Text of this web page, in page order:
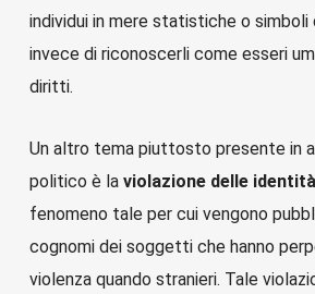
individui in mere statistiche o simboli
invece di riconoscerli come esseri
diritti.
Un altro tema piuttosto presente in
politico è la violazione delle identità
fenomeno tale per cui vengono
cognomi dei soggetti che hanno
violenza quando stranieri. Tale